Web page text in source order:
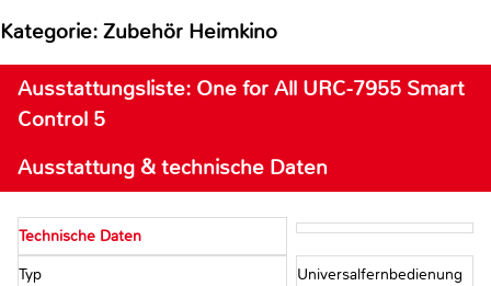
Kategorie: Zubehör Heimkino
Ausstattungsliste: One for All URC-7955 Smart
Control 5
Ausstattung & technische Daten
Technische Daten
Typ Universalfernbedienung